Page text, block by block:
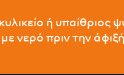
ή υπαίθριος
νερό πριν την